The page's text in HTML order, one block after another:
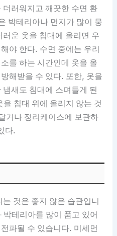
러워지고 깨끗한 수면 환
박테리아나 먼지가 많이 뭉
운 옷을 침대에 올리면 우
야 한다. 수면 중에는 우리
를 하는 시간인데 옷을 올
해받을 수 있다. 또한, 옷을
새도 침대에 스며들게 된
침대 위에 올리지 않는 것
거나 정리케이스에 보관하
다.
것은 좋지 않은 습관입니
테리아를 많이 품고 있어
파될 수 있습니다. 미세먼